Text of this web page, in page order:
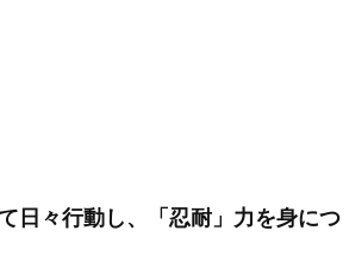
日々行動し、「忍耐」力を身につ